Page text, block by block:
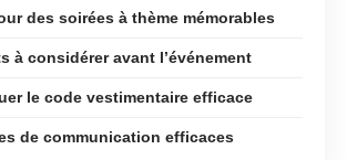
des soirées à thème mémorables
à considérer avant l’événement
le code vestimentaire efficace
de communication efficaces